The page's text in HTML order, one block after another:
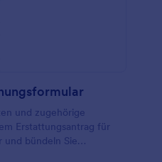
und zugehörige
Erstattungsantrag für
und bündeln Sie